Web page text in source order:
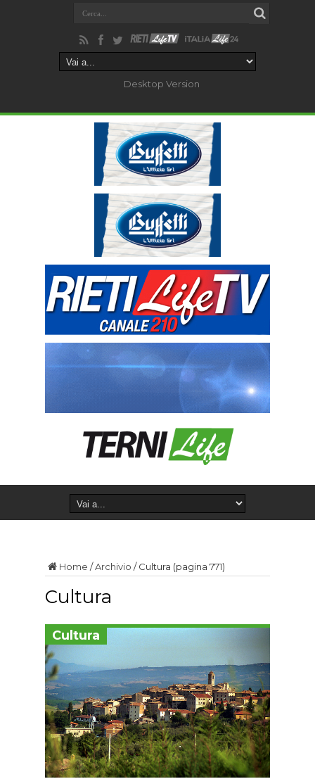
Desktop Version
Home /Archivio /Cultura (pagina 771)
Cultura
Cultura